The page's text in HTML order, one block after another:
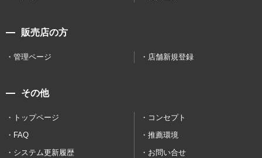
販売店の方
管理ページ 店舗新規登録
その他
トップページ
コンセプト
FAQ
推薦環境
システム更新履歴
お問い合せ